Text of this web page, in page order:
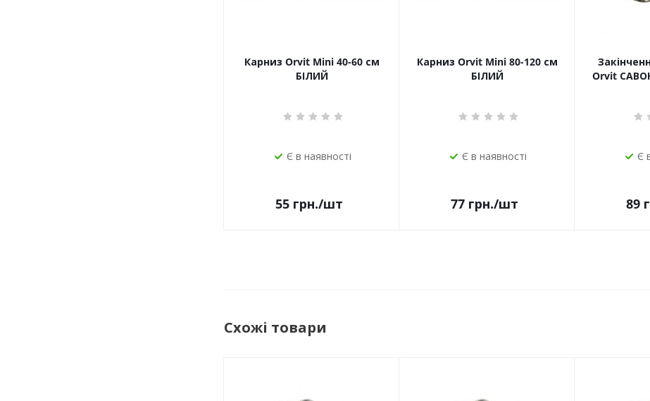
Карниз Orvit Mini 40-60 см
БІЛИЙ
Є в наявності
55 грн./шт
Карниз Orvit Mini 80-120 см
БІЛИЙ
Є в наявності
77 грн./шт
Orvit
Є
89
Схожі товари